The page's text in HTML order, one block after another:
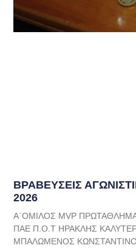
ΒΡΑΒΕΥΣΕΙΣ
2026
Α΄ΟΜΙΛΟΣ MVP
ΠΑΕ Π.Ο.Τ ΗΡΑΚΛΗΣ
ΜΠΑΛΩΜΕΝΟΣ